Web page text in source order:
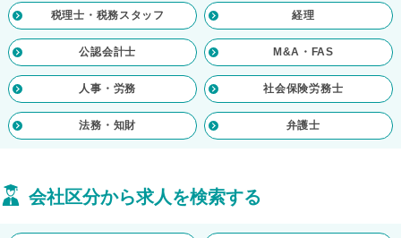
税理士・税務スタッフ 経理
公認会計士 M&A・FAS
人事・労務 社会保険労務士
法務・知財 弁護士
会社区分から求人を検索する